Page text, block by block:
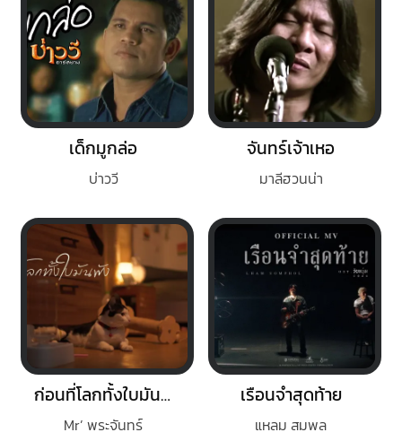
เด็กมูกล่อ
บ่าววี
จันทร์เจ้าเหอ
มาลีฮวนน่า
ก่อนที่โลกทั้งใบมันพัง
Mr’ พระจันทร์
เรือนจำสุดท้าย
แหลม สมพล